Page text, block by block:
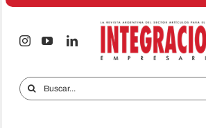
Saltar
Buscar: